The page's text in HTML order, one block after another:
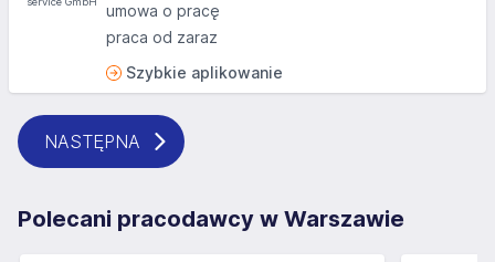
umowa o pracę
praca od zaraz
Szybkie aplikowanie
NASTĘPNA
Polecani pracodawcy w Warszawie